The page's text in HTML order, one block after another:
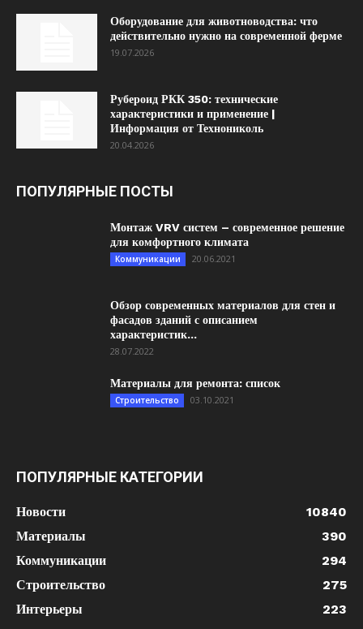
Оборудование для животноводства: что
действительно нужно на современной ферме
19.07.2026
Рубероид РКК 350: технические
характеристики и применение |
Информация от Технониколь
20.04.2026
ПОПУЛЯРНЫЕ ПОСТЫ
Монтаж VRV систем – современное решение
для комфортного климата
Коммуникации 20.06.2021
Обзор современных материалов для стен и
фасадов зданий с описанием
характеристик...
28.07.2022
Материалы для ремонта: список
Строительство 03.10.2021
ПОПУЛЯРНЫЕ КАТЕГОРИИ
Новости
10840
Материалы
390
Коммуникации
294
Строительство
275
Интерьеры
223